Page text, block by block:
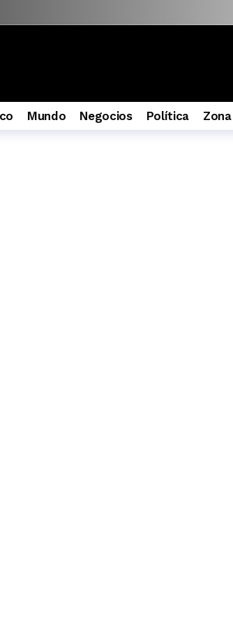
en Guadalajara 4 semanas ago
tras los sismos 4 semanas ago
Moya: Sheinbaum
Mundo Negocios Política